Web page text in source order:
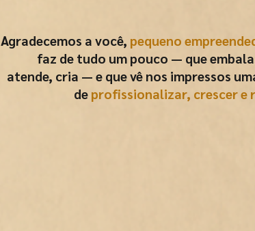
Agradecemos a você, pequeno
faz de tudo um pouco — que
atende, cria — e que vê nos impressos
de profissionalizar, crescer e